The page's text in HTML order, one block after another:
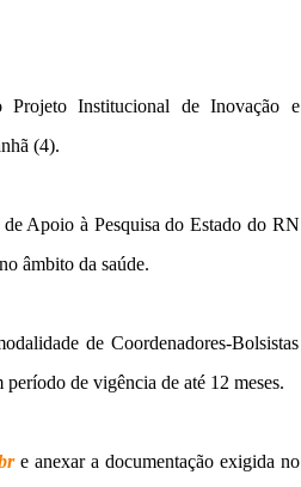
Projeto Institucional de Inovação e
(4).
de Apoio à Pesquisa do Estado do RN
âmbito da saúde.
de Coordenadores-Bolsistas
de vigência de até 12 meses.
e anexar a documentação exigida no